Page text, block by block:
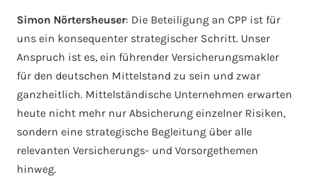
Simon Nörtersheuser: Die Beteiligung an CPP ist für
uns ein konsequenter strategischer Schritt. Unser
Anspruch ist es, ein führender Versicherungsmakler
für den deutschen Mittelstand zu sein und zwar
ganzheitlich. Mittelständische Unternehmen erwarten
heute nicht mehr nur Absicherung einzelner Risiken,
sondern eine strategische Begleitung über alle
relevanten Versicherungs- und Vorsorgethemen
hinweg.